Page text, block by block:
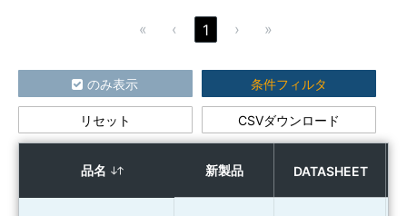
« ‹ 1 › »
のみ表示 条件フィルタ
リセット CSVダウンロード
品名
新製品 DATASHEET